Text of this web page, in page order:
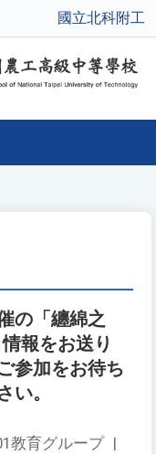
國立北科附工
の「纏綿之
報をお送り
参加をお待ち
い。
教育グループ |